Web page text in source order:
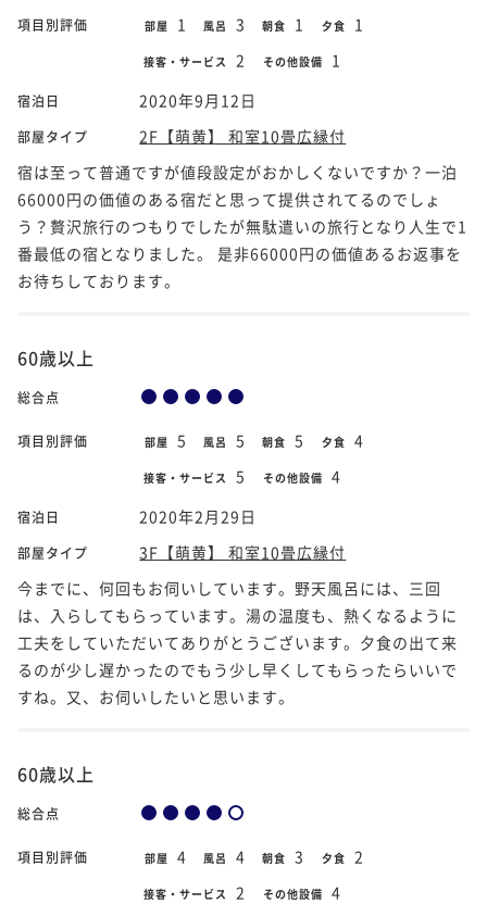
項目別評価 部屋 1 風呂 3 朝食 1 夕食 1
接客・サービス 2 その他設備 1
宿泊日 2020年9月12日
部屋タイプ
2F【萌黄】 和室10畳広縁付
宿は至って普通ですが値段設定がおかしくないですか？一泊
66000円の価値のある宿だと思って提供されてるのでしょ
う？贅沢旅行のつもりでしたが無駄遣いの旅行となり人生で1
番最低の宿となりました。 是非66000円の価値あるお返事を
お待ちしております。
60歳以上
総合点
項目別評価 部屋 5 風呂 5 朝食 5 夕食 4
接客・サービス 5 その他設備 4
宿泊日 2020年2月29日
部屋タイプ
3F【萌黄】 和室10畳広縁付
今までに、何回もお伺いしています。野天風呂には、三回
は、入らしてもらっています。湯の温度も、熱くなるように
工夫をしていただいてありがとうございます。夕食の出て来
るのが少し遅かったのでもう少し早くしてもらったらいいで
すね。又、お伺いしたいと思います。
60歳以上
総合点
項目別評価 部屋 4 風呂 4 朝食 3 夕食 2
接客・サービス 2 その他設備 4